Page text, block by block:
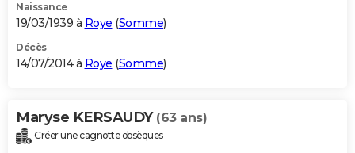
Naissance
19/03/1939 à Roye (Somme)
Décès
14/07/2014 à Roye (Somme)
Maryse KERSAUDY (63 ans)
Créer une cagnotte obsèques